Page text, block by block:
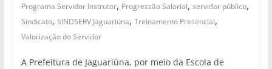
Programa Servidor Instrutor, Progressão Salarial, servidor público,
Sindicato, SINDSERV Jaguariúna, Treinamento Presencial,
Valorização do Servidor
A Prefeitura de Jaguariúna, por meio da Escola de